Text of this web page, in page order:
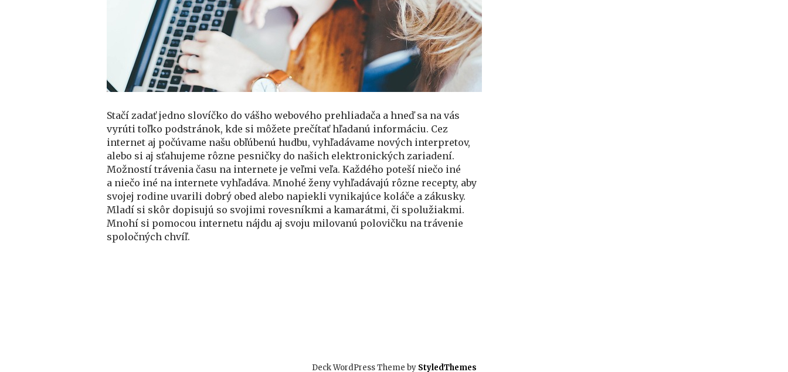
Stačí zadať jedno slovíčko do vášho webového prehliadača a hneď sa na vás
vyrúti toľko podstránok, kde si môžete prečítať hľadanú informáciu. Cez
internet aj počúvame našu obľúbenú hudbu, vyhľadávame nových interpretov,
alebo si aj sťahujeme rôzne pesničky do našich elektronických zariadení.
Možností trávenia času na internete je veľmi veľa. Každého poteší niečo iné
a niečo iné na internete vyhľadáva. Mnohé ženy vyhľadávajú rôzne recepty, aby
svojej rodine uvarili dobrý obed alebo napiekli vynikajúce koláče a zákusky.
Mladí si skôr dopisujú so svojimi rovesníkmi a kamarátmi, či spolužiakmi.
Mnohí si pomocou internetu nájdu aj svoju milovanú polovičku na trávenie
spoločných chvíľ.
Deck WordPress Theme by StyledThemes